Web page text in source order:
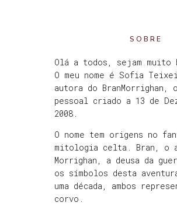
SOBRE
Olá a todos, sejam muito
O meu nome é Sofia
autora do BranMorrighan,
pessoal criado a 13 de
2008.
O nome tem origens no
mitologia celta. Bran, o
Morrighan, a deusa da
os símbolos desta
uma década, ambos
corvo.